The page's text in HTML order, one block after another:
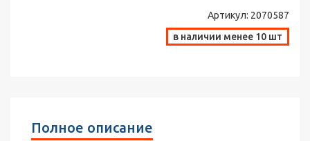
Артикул: 2070587
в наличии менее 10 шт
Полное описание